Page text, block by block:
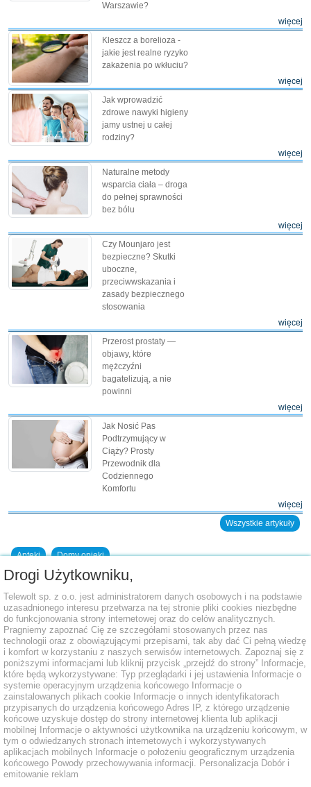
Warszawie?
więcej
Kleszcz a borelioza -
jakie jest realne ryzyko
zakażenia po wkłuciu?
więcej
Jak wprowadzić
zdrowe nawyki higieny
jamy ustnej u całej
rodziny?
więcej
Naturalne metody
wsparcia ciała – droga
do pełnej sprawności
bez bólu
więcej
Czy Mounjaro jest
bezpieczne? Skutki
uboczne,
przeciwwskazania i
zasady bezpiecznego
stosowania
więcej
Przerost prostaty —
objawy, które
mężczyźni
bagatelizują, a nie
powinni
więcej
Jak Nosić Pas
Podtrzymujący w
Ciąży? Prosty
Przewodnik dla
Codziennego
Komfortu
więcej
Wszystkie artykuły
Apteki Domy opieki
Dodaj placówkę do bazy
Drogi Użytkowniku,
Telewolt sp. z o.o. jest administratorem danych osobowych i na podstawie
uzasadnionego interesu przetwarza na tej stronie pliki cookies niezbędne
do funkcjonowania strony internetowej oraz do celów analitycznych.
Pragniemy zapoznać Cię ze szczegółami stosowanych przez nas
technologii oraz z obowiązującymi przepisami, tak aby dać Ci pełną wiedzę
i komfort w korzystaniu z naszych serwisów internetowych. Zapoznaj się z
poniższymi informacjami lub kliknij przycisk „przejdź do strony” Informacje,
które będą wykorzystywane: Typ przeglądarki i jej ustawienia Informacje o
systemie operacyjnym urządzenia końcowego Informacje o
zainstalowanych plikach cookie Informacje o innych identyfikatorach
przypisanych do urządzenia końcowego Adres IP, z którego urządzenie
końcowe uzyskuje dostęp do strony internetowej klienta lub aplikacji
mobilnej Informacje o aktywności użytkownika na urządzeniu końcowym, w
tym o odwiedzanych stronach internetowych i wykorzystywanych
aplikacjach mobilnych Informacje o położeniu geograficznym urządzenia
końcowego Powody przechowywania informacji. Personalizacja Dobór i
emitowanie reklam